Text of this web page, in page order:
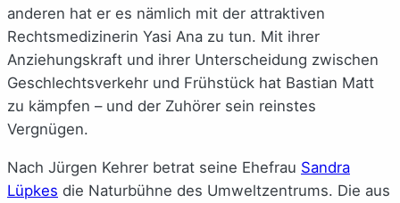
anderen hat er es nämlich mit der attraktiven
Rechtsmedizinerin Yasi Ana zu tun. Mit ihrer
Anziehungskraft und ihrer Unterscheidung zwischen
Geschlechtsverkehr und Frühstück hat Bastian Matt
zu kämpfen – und der Zuhörer sein reinstes
Vergnügen.
Nach Jürgen Kehrer betrat seine Ehefrau Sandra
Lüpkes die Naturbühne des Umweltzentrums. Die aus